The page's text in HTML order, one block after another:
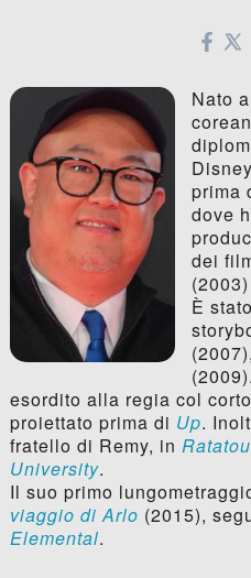
Nato
prima
dove
dei
È
(2007),
esordito alla regia col corto
proiettato prima di Up.
fratello di Remy, in
University.
Il suo primo
viaggio di Arlo (2015),
Elemental.